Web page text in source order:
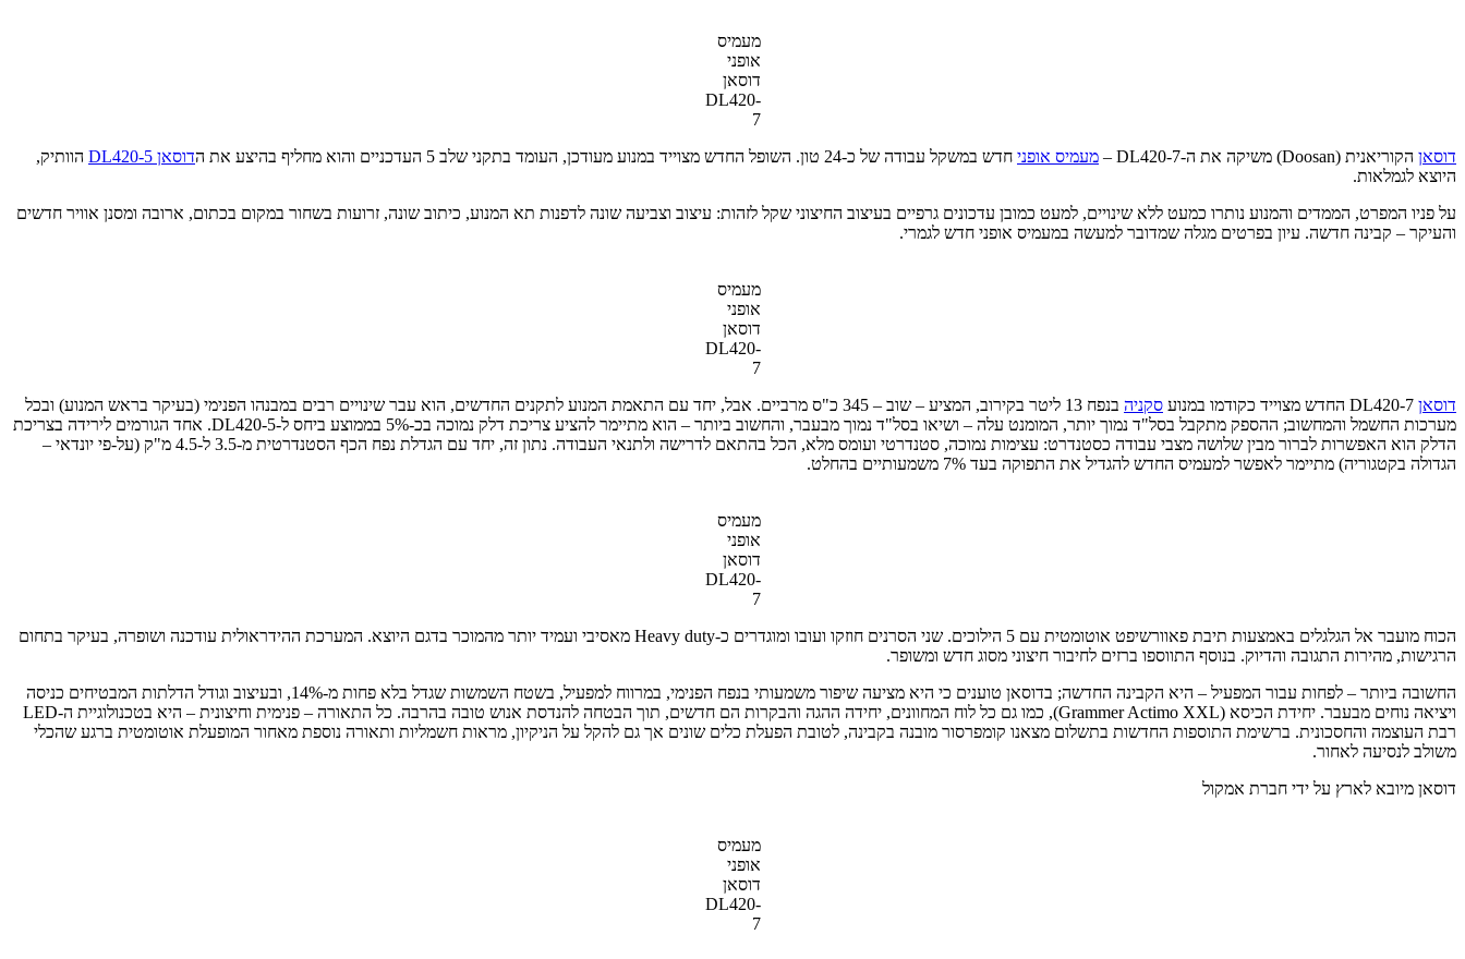
מעמיס
אופני
דוסאן
DL420-
7
דוסאן הקוריאנית (Doosan) משיקה את ה-DL420-7 – מעמיס אופני חדש במשקל עבודה של כ-24 טון. השופל החדש מצוייד במנוע מעודכן, העומד בתקני שלב 5 העדכניים והוא מחליף בהיצע את ה דוסאן DL420-5
הוותיק,
היוצא לגמלאות.
על פניו המפרט, הממדים והמנוע נותרו כמעט ללא שינויים, למעט כמובן עדכונים גרפיים בעיצוב החיצוני שקל לזהות: עיצוב וצביעה שונה לדפנות תא המנוע, כיתוב שונה, זרועות בשחור במקום בכתום, ארובה ומסנן אוויר חדשים
והעיקר – קבינה חדשה. עיון בפרטים מגלה שמדובר למעשה במעמיס אופני חדש לגמרי.
מעמיס
אופני
דוסאן
DL420-
7
דוסאן
סקניה
בנפח 13 ליטר בקירוב, המציע – שוב – 345 כ"ס מרביים. אבל, יחד עם התאמת המנוע לתקנים החדשים, הוא עבר שינויים רבים במבנהו הפנימי (בעיקר בראש המנוע) ובכל
מערכות החשמל והמחשוב; ההספק מתקבל בסל"ד נמוך יותר, המומנט עלה – ושיאו בסל"ד נמוך מבעבר, והחשוב ביותר – הוא מתיימר להציע צריכת דלק נמוכה בכ-5% בממוצע ביחס ל-DL420-5. אחד הגורמים לירידה בצריכת
הדלק הוא האפשרות לברור מבין שלושה מצבי עבודה כסטנדרט: עצימות נמוכה, סטנדרטי ועומס מלא, הכל בהתאם לדרישה ולתנאי העבודה. נתון זה, יחד עם הגדלת נפח הכף הסטנדרטית מ-3.5 ל-4.5 מ"ק (על-פי יונדאי –
הגדולה בקטגוריה) מתיימר לאפשר למעמיס החדש להגדיל את התפוקה בעד 7% משמעותיים בהחלט.
מעמיס
אופני
דוסאן
DL420-
7
הכוח מועבר אל הגלגלים באמצעות תיבת פאוורשיפט אוטומטית עם 5 הילוכים. שני הסרנים חוזקו ועובו ומוגדרים כ-Heavy duty מאסיבי ועמיד יותר מהמוכר בדגם היוצא. המערכת ההידראולית עודכנה ושופרה, בעיקר בתחום
הרגישות, מהירות התגובה והדיוק. בנוסף התווספו ברזים לחיבור חיצוני מסוג חדש ומשופר.
החשובה ביותר – לפחות עבור המפעיל – היא הקבינה החדשה; בדוסאן טוענים כי היא מציעה שיפור משמעותי בנפח הפנימי, במרווח למפעיל, בשטח השמשות שגדל בלא פחות מ-14%, ובעיצוב וגודל הדלתות המבטיחים כניסה
ויציאה נוחים מבעבר. יחידת הכיסא (Grammer Actimo XXL), כמו גם כל לוח המחוונים, יחידה ההגה והבקרות הם חדשים, תוך הבטחה להנדסת אנוש טובה בהרבה. כל התאורה – פנימית וחיצונית – היא בטכנולוגיית ה-LED
רבת העוצמה והחסכונית. ברשימת התוספות החדשות בתשלום מצאנו קומפרסור מובנה בקבינה, לטובת הפעלת כלים שונים אך גם להקל על הניקיון, מראות חשמליות ותאורה נוספת מאחור המופעלת אוטומטית ברגע שהכלי
משולב לנסיעה לאחור.
דוסאן מיובא לארץ על ידי חברת אמקול
מעמיס
אופני
דוסאן
DL420-
7